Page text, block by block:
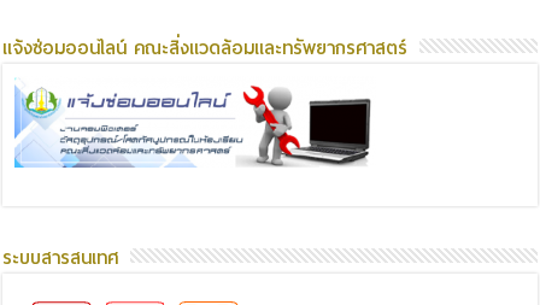
แจ้งซ่อมออนไลน์ คณะสิ่งแวดล้อมและทรัพยากรศาสตร์
ระบบสารสนเทศ